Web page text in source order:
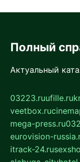
Полный
Актуальный
03223.ruufille.ru
veetbox.ru
mega-press.ru
eurovision-
itrack-24.ru